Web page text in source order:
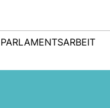
PARLAMENTSARBEIT